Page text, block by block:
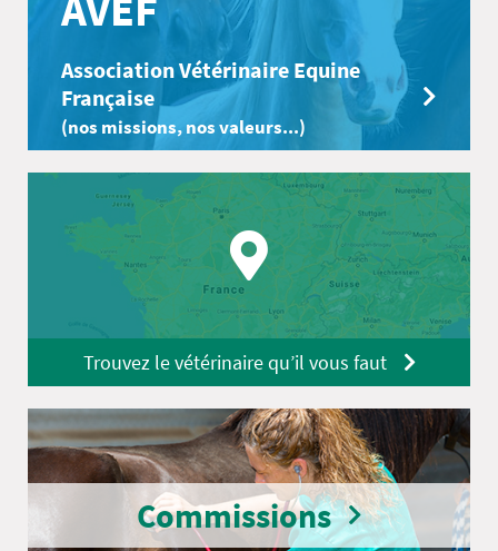
Association Vétérinaire Equine
Française
(nos missions, nos valeurs...)
Trouvez le vétérinaire qu’il vous faut
Commissions